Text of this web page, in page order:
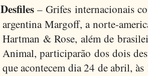
Desfiles– Grifes internacionais
argentina Margoff, a norte-
Hartman & Rose, além de
Animal, participarão dos dois
que acontecem dia 24 de abril,